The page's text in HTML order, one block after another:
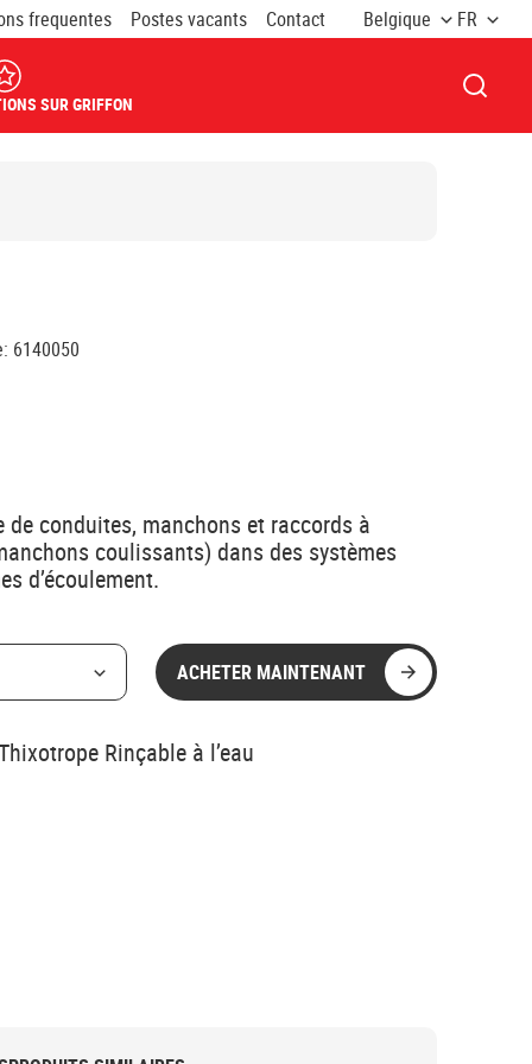
frequentes Postes vacants Contact Belgique FR
SUR GRIFFON
: 6140050
conduites, manchons et raccords à
coulissants) dans des systèmes
d’écoulement.
ACHETER MAINTENANT
Rinçable à l’eau